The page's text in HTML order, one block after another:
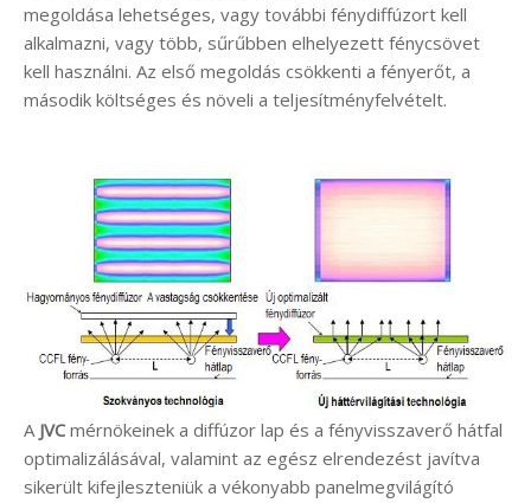
megoldása lehetséges, vagy további fénydiffúzort kell
alkalmazni, vagy több, sűrűbben elhelyezett fénycsövet
kell használni. Az első megoldás csökkenti a fényerőt, a
második költséges és növeli a teljesítményfelvételt.
A JVCmérnökeinek a diffúzor lap és a fényvisszaverő hátfal
optimalizálásával, valamint az egész elrendezést javítva
sikerült kifejleszteniük a vékonyabb panelmegvilágító